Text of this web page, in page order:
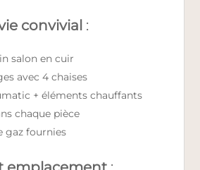
convivial :
salon en cuir
avec 4 chaises
+ éléments chauffants
chaque pièce
gaz fournies